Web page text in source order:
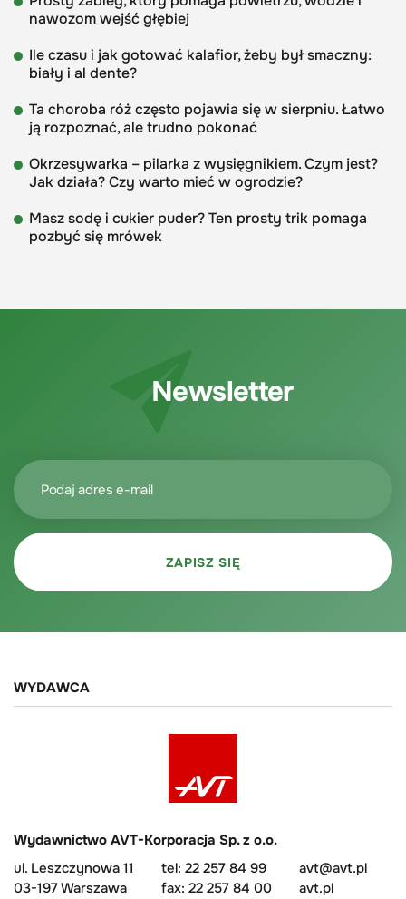
nawozom wejść głębiej
Ile czasu i jak gotować kalafior, żeby był smaczny:
biały i al dente?
Ta choroba róż często pojawia się w sierpniu. Łatwo
ją rozpoznać, ale trudno pokonać
Okrzesywarka – pilarka z wysięgnikiem. Czym jest?
Jak działa? Czy warto mieć w ogrodzie?
Masz sodę i cukier puder? Ten prosty trik pomaga
pozbyć się mrówek
Newsletter
WYDAWCA
Wydawnictwo AVT-Korporacja Sp. z o.o.
ul. Leszczynowa 11
03-197 Warszawa
tel: 22 257 84 99
fax: 22 257 84 00
avt@avt.pl
avt.pl